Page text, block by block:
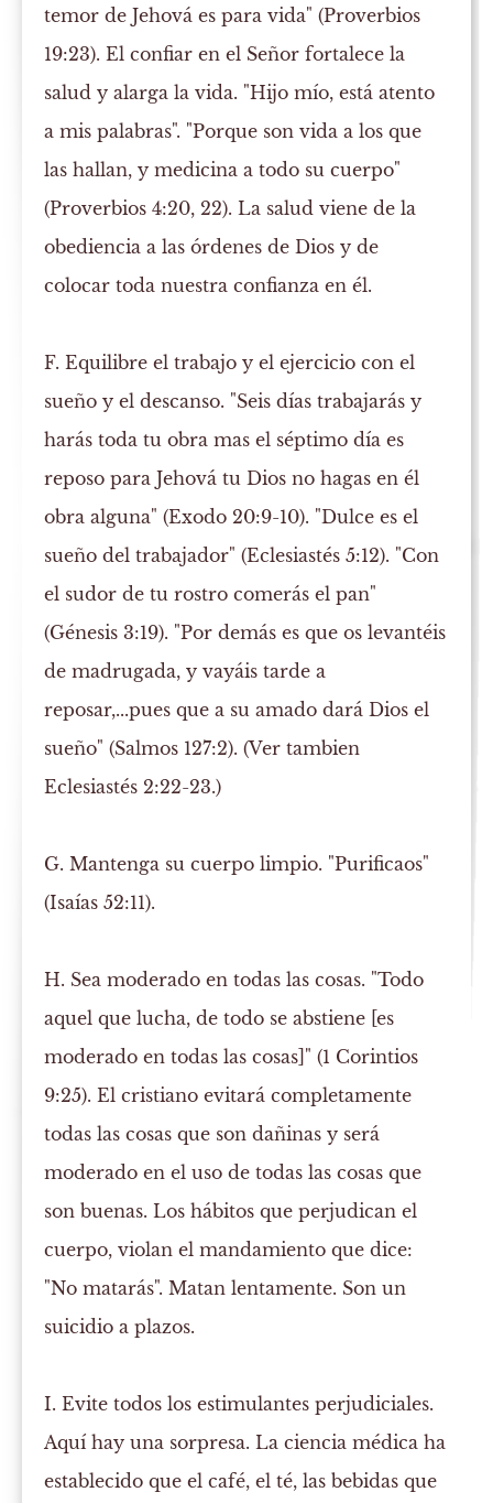
temor de Jehová es para vida" (Proverbios
19:23). El confiar en el Señor fortalece la
salud y alarga la vida. "Hijo mío, está atento
a mis palabras". "Porque son vida a los que
las hallan, y medicina a todo su cuerpo"
(Proverbios 4:20, 22). La salud viene de la
obediencia a las órdenes de Dios y de
colocar toda nuestra confianza en él.
F. Equilibre el trabajo y el ejercicio con el
sueño y el descanso. "Seis días trabajarás y
harás toda tu obra mas el séptimo día es
reposo para Jehová tu Dios no hagas en él
obra alguna" (Exodo 20:9-10). "Dulce es el
sueño del trabajador" (Eclesiastés 5:12). "Con
el sudor de tu rostro comerás el pan"
(Génesis 3:19). "Por demás es que os levantéis
de madrugada, y vayáis tarde a
reposar,...pues que a su amado dará Dios el
sueño" (Salmos 127:2). (Ver tambien
Eclesiastés 2:22-23.)
G. Mantenga su cuerpo limpio. "Purificaos"
(Isaías 52:11).
H. Sea moderado en todas las cosas. "Todo
aquel que lucha, de todo se abstiene [es
moderado en todas las cosas]" (1 Corintios
9:25). El cristiano evitará completamente
todas las cosas que son dañinas y será
moderado en el uso de todas las cosas que
son buenas. Los hábitos que perjudican el
cuerpo, violan el mandamiento que dice:
"No matarás". Matan lentamente. Son un
suicidio a plazos.
I. Evite todos los estimulantes perjudiciales.
Aquí hay una sorpresa. La ciencia médica ha
establecido que el café, el té, las bebidas que